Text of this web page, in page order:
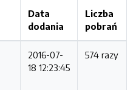
Data
dodania
Liczba
pobrań
2016-07-
18 12:23:45
574 razy